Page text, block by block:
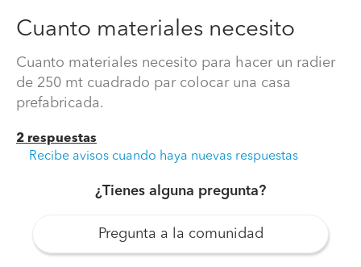
Cuanto materiales necesito
Cuanto materiales necesito para hacer un radier
de 250 mt cuadrado par colocar una casa
prefabricada.
2 respuestas
Recibe avisos cuando haya nuevas respuestas
¿Tienes alguna pregunta?
Pregunta a la comunidad